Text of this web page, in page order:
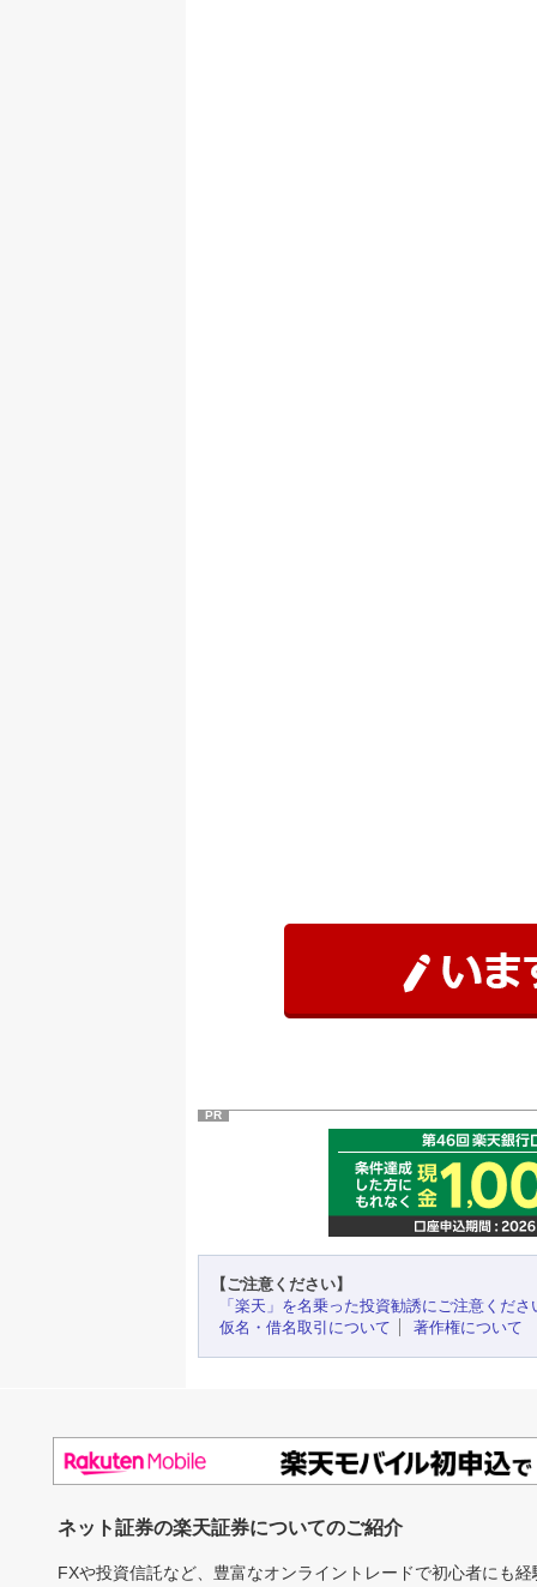
PR
【ご注意ください】
「楽天」を名乗った投資勧誘にご注意くださ
仮名・借名取引について
著作権について
ネット証券の楽天証券についてのご紹介
FXや投資信託など、豊富なオンライントレードで初心者にも